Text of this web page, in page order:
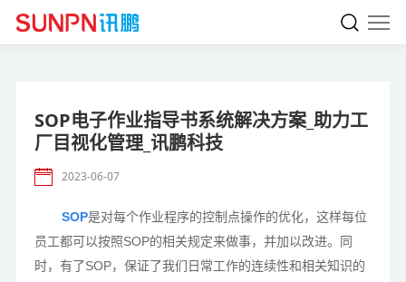
SOP电子作业指导书系统解决方案_助力工
厂目视化管理_讯鹏科技
2023-06-07
SOP是对每个作业程序的控制点操作的优化，这样每位
员工都可以按照SOP的相关规定来做事，并加以改进。同
时，有了SOP，保证了我们日常工作的连续性和相关知识的